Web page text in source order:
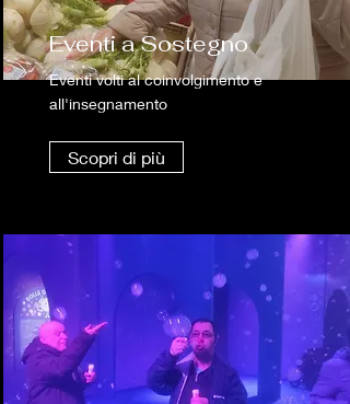
Eventi a Sostegno
Eventi volti al coinvolgimento e
all'insegnamento
Scopri di più